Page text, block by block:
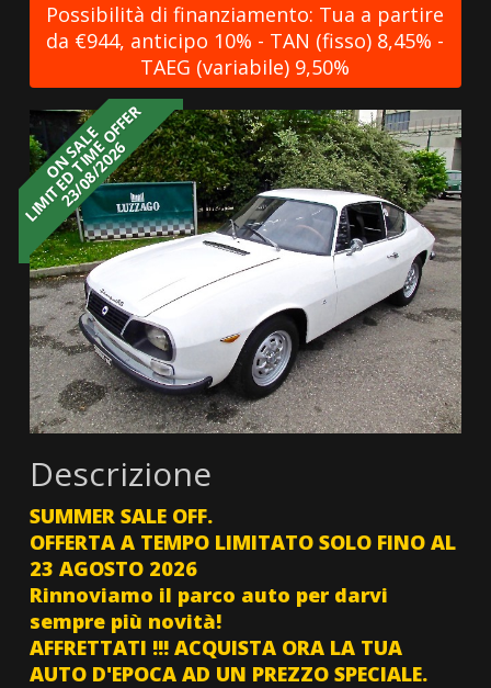
Possibilità di finanziamento: Tua a partire
da €944, anticipo 10% - TAN (fisso) 8,45% -
TAEG (variabile) 9,50%
ON SALE
LIMITED TIME OFFER
23/08/2026
Descrizione
SUMMER SALE OFF.
OFFERTA A TEMPO LIMITATO SOLO FINO AL
23 AGOSTO 2026
Rinnoviamo il parco auto per darvi
sempre più novità!
AFFRETTATI !!! ACQUISTA ORA LA TUA
AUTO D'EPOCA AD UN PREZZO SPECIALE.